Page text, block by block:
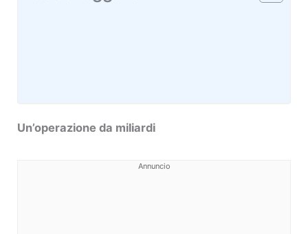
Un’operazione da miliardi
Annuncio